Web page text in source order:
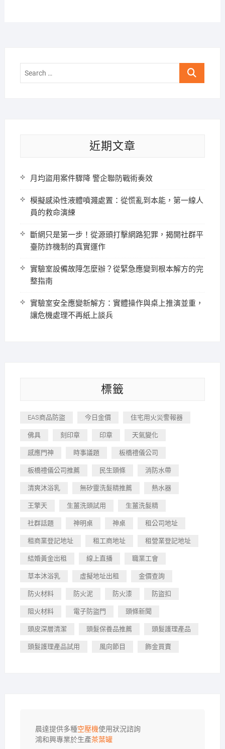
Search
近期文章
月均盜用案件驟降 警企聯防戰術奏效
模擬感染性液體噴濺處置：從慌亂到本能，第一線人
員的救命演練
斷網只是第一步！從源頭打擊網路犯罪，揭開社群平
臺防詐機制的真實運作
實驗室設備故障怎麼辦？從緊急應變到根本解方的完
整指南
實驗室安全應變新解方：實體操作與桌上推演並重，
讓危機處理不再紙上談兵
標籤
EAS商品防盜 今日金價 住宅用火災警報器
佛具 刻印章 印章 天氣變化
感應門神 時事議題 板橋禮儀公司
板橋禮儀公司推薦 民生頭條 消防水帶
清爽沐浴乳 無矽靈洗髮精推薦 熱水器
王擎天 生薑洗頭試用 生薑洗髮精
社群話題 神明桌 神桌 租公司地址
租商業登記地址 租工商地址 租營業登記地址
結婚黃金出租 線上直播 職業工會
草本沐浴乳 虛擬地址出租 金價查詢
防火材料 防火泥 防火漆 防盜扣
阻火材料 電子防盜門 頭條新聞
頭皮深層清潔 頭髮保養品推薦 頭髮護理產品
頭髮護理產品試用 風向節目 飾金買賣
晨達提供多種空壓機使用狀況諮詢
鴻和興專業於生產茶葉罐